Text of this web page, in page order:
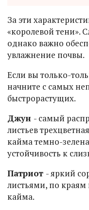
За эти
«королевой тени».
однако важно
увлажнение почвы.
Если вы только-
начните с самых
быстрорастущих.
Джун - самый
листьев
кайма темно-
устойчивость к
Патриот - яркий
листьями, по краям
кайма.